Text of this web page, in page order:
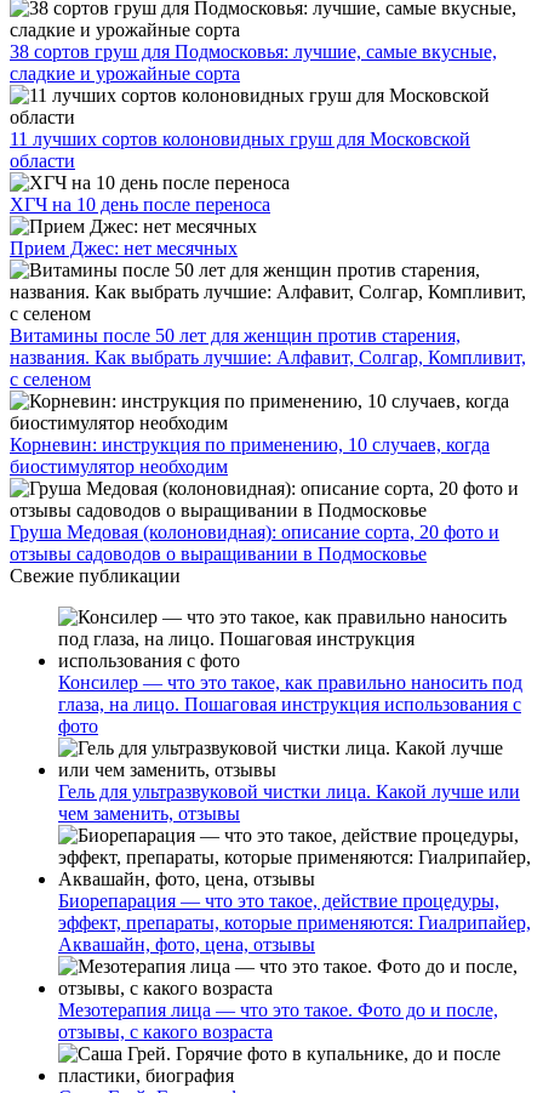
38 сортов груш для Подмосковья: лучшие, самые вкусные,
сладкие и урожайные сорта
11 лучших сортов колоновидных груш для Московской
области
ХГЧ на 10 день после переноса
Прием Джес: нет месячных
Витамины после 50 лет для женщин против старения,
названия. Как выбрать лучшие: Алфавит, Солгар, Компливит,
с селеном
Корневин: инструкция по применению, 10 случаев, когда
биостимулятор необходим
Груша Медовая (колоновидная): описание сорта, 20 фото и
отзывы садоводов о выращивании в Подмосковье
Свежие публикации
Консилер — что это такое, как правильно наносить под
глаза, на лицо. Пошаговая инструкция использования с
фото
Гель для ультразвуковой чистки лица. Какой лучше или
чем заменить, отзывы
Биорепарация — что это такое, действие процедуры,
эффект, препараты, которые применяются: Гиалрипайер,
Аквашайн, фото, цена, отзывы
Мезотерапия лица — что это такое. Фото до и после,
отзывы, с какого возраста